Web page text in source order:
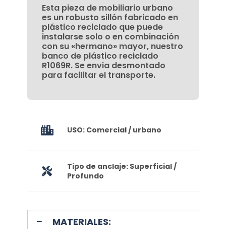
Esta pieza de mobiliario urbano
es un robusto sillón fabricado en
plástico reciclado que puede
instalarse solo o en combinación
con su «hermano» mayor, nuestro
banco de plástico reciclado
R1069R. Se envia desmontado
para facilitar el transporte.
USO: Comercial / urbano
Tipo de anclaje: Superficial /
Profundo
MATERIALES: